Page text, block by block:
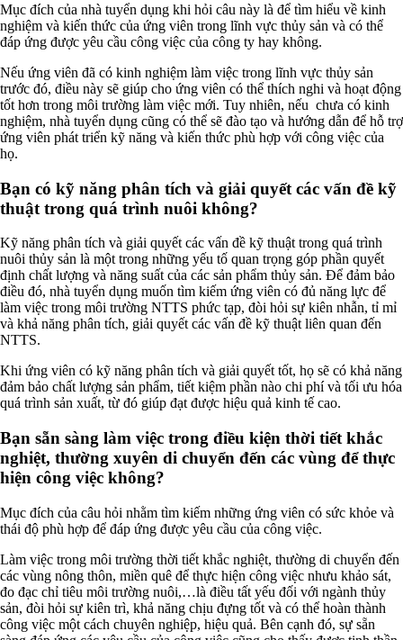
Mục đích của nhà tuyển dụng khi hỏi câu này là để tìm hiểu về kinh
nghiệm và kiến thức của ứng viên trong lĩnh vực thủy sản và có thể
đáp ứng được yêu cầu công việc của công ty hay không.
Nếu ứng viên đã có kinh nghiệm làm việc trong lĩnh vực thủy sản
trước đó, điều này sẽ giúp cho ứng viên có thể thích nghi và hoạt động
tốt hơn trong môi trường làm việc mới. Tuy nhiên, nếu chưa có kinh
nghiệm, nhà tuyển dụng cũng có thể sẽ đào tạo và hướng dẫn để hỗ trợ
ứng viên phát triển kỹ năng và kiến thức phù hợp với công việc của
họ.
Bạn có kỹ năng phân tích và giải quyết các vấn đề kỹ
thuật trong quá trình nuôi không?
Kỹ năng phân tích và giải quyết các vấn đề kỹ thuật trong quá trình
nuôi thủy sản là một trong những yếu tố quan trọng góp phần quyết
định chất lượng và năng suất của các sản phẩm thủy sản. Để đảm bảo
điều đó, nhà tuyển dụng muốn tìm kiếm ứng viên có đủ năng lực để
làm việc trong môi trường NTTS phức tạp, đòi hỏi sự kiên nhẫn, tỉ mỉ
và khả năng phân tích, giải quyết các vấn đề kỹ thuật liên quan đến
NTTS.
Khi ứng viên có kỹ năng phân tích và giải quyết tốt, họ sẽ có khả năng
đảm bảo chất lượng sản phẩm, tiết kiệm phần nào chi phí và tối ưu hóa
quá trình sản xuất, từ đó giúp đạt được hiệu quả kinh tế cao.
Bạn sẵn sàng làm việc trong điều kiện thời tiết khắc
nghiệt, thường xuyên di chuyển đến các vùng để thực
hiện công việc không?
Mục đích của câu hỏi nhằm tìm kiếm những ứng viên có sức khỏe và
thái độ phù hợp để đáp ứng được yêu cầu của công việc.
Làm việc trong môi trường thời tiết khắc nghiệt, thường di chuyển đến
các vùng nông thôn, miền quê để thực hiện công việc nhưu khảo sát,
đo đạc chỉ tiêu môi trường nuôi,…là điều tất yếu đối với ngành thủy
sản, đòi hỏi sự kiên trì, khả năng chịu đựng tốt và có thể hoàn thành
công việc một cách chuyên nghiệp, hiệu quả. Bên cạnh đó, sự sẵn